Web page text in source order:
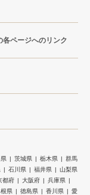
ページへのリンク
茨城県 栃木県
群馬
石川県 福井県
山梨県
都府 大阪府
兵庫県
県 徳島県 香川県
愛